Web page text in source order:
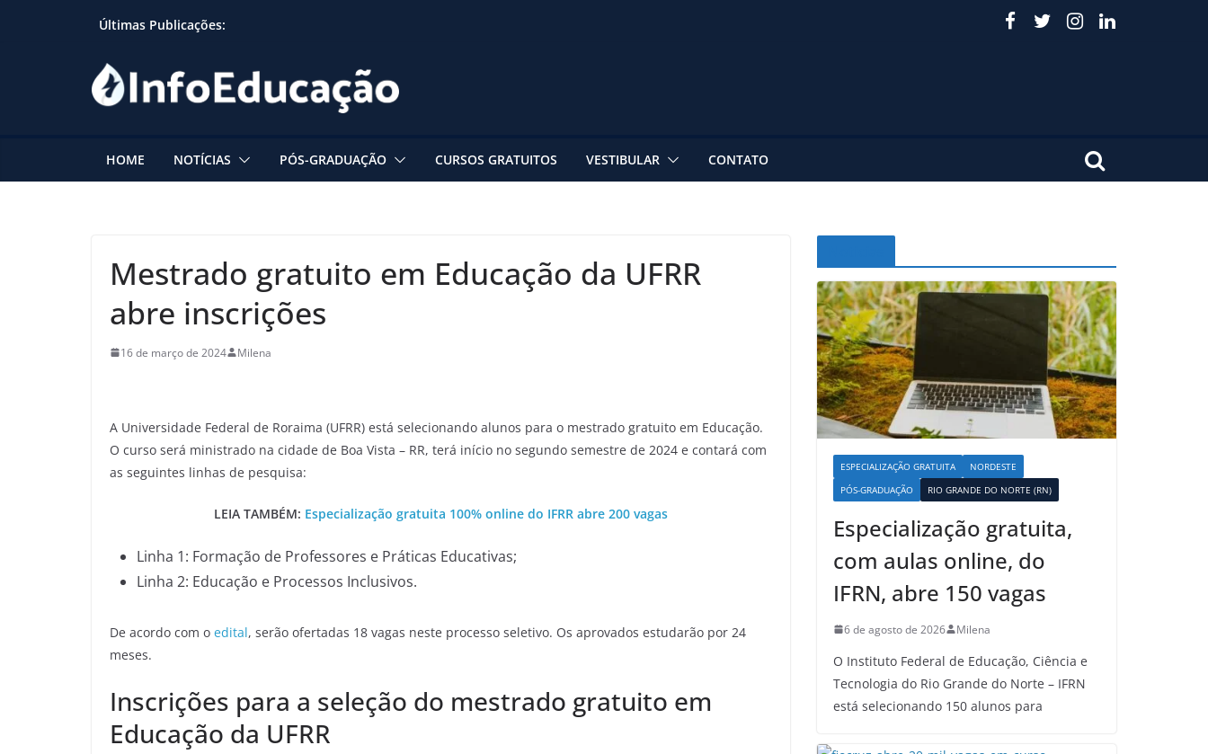
Últimas Publicações:
HOME NOTÍCIAS PÓS-GRADUAÇÃO CURSOS GRATUITOS VESTIBULAR CONTATO
Mestrado gratuito em Educação da UFRR
abre inscrições
16 de março de 2024 Milena
A Universidade Federal de Roraima (UFRR) está selecionando alunos para o mestrado gratuito em Educação.
O curso será ministrado na cidade de Boa Vista – RR, terá início no segundo semestre de 2024 e contará com
as seguintes linhas de pesquisa:
LEIA TAMBÉM: Especialização gratuita 100% online do IFRR abre 200 vagas
Linha 1: Formação de Professores e Práticas Educativas;
Linha 2: Educação e Processos Inclusivos.
De acordo com o edital, serão ofertadas 18 vagas neste processo seletivo. Os aprovados estudarão por 24
meses.
Inscrições para a seleção do mestrado gratuito em
Educação da UFRR
ESPECIALIZAÇÃO GRATUITA
NORDESTE
PÓS-GRADUAÇÃO
RIO GRANDE DO NORTE (RN)
Especialização gratuita,
com aulas online, do
IFRN, abre 150 vagas
6 de agosto de 2026 Milena
O Instituto Federal de Educação, Ciência e
Tecnologia do Rio Grande do Norte – IFRN
está selecionando 150 alunos para